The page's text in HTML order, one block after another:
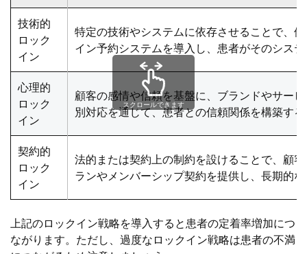
技術的
ロック
イン
特定の技術やシステムに依存させることで、
イン予約システムを導入し、患者がそのシス
心理的
ロック
イン
顧客の感情や信頼を基盤に、ブランドやサー
別対応を通じて、患者との信頼関係を構築す
契約的
ロック
イン
法的または契約上の制約を設けることで、顧
ランやメンバーシップ契約を提供し、長期的
スクロールできます
上記のロックイン戦略を導入すると患者の定着率増加につ
ながります。ただし、過度なロックイン戦略は患者の不満